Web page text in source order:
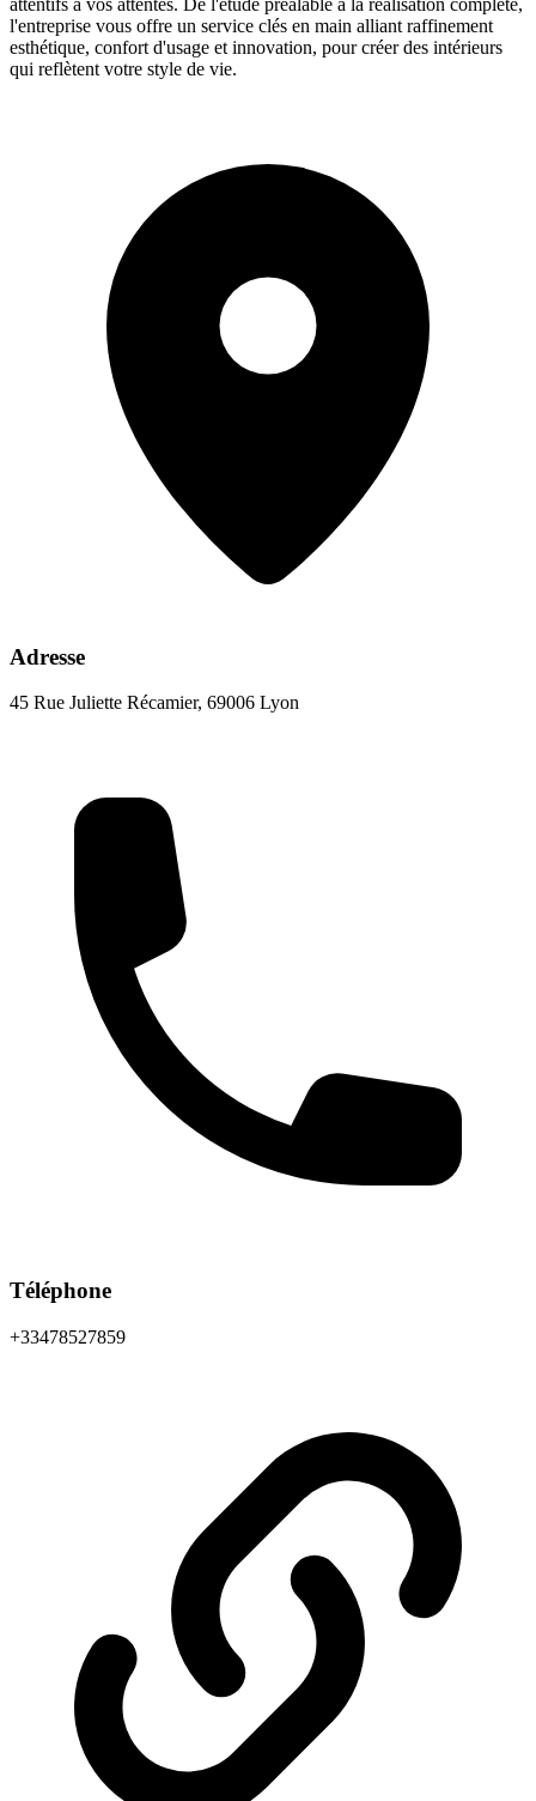
l'entreprise vous offre un service clés en main alliant raffinement
esthétique, confort d'usage et innovation, pour créer des intérieurs
qui reflètent votre style de vie.
Adresse
45 Rue Juliette Récamier, 69006 Lyon
Téléphone
+33478527859